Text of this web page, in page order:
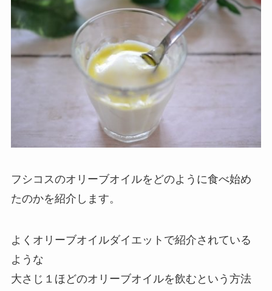
フシコスのオリーブオイルをどのように食べ始め
たのかを紹介します。
よくオリーブオイルダイエットで紹介されている
ような
大さじ１ほどのオリーブオイルを飲むという方法